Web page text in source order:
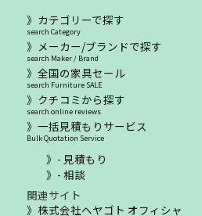
カテゴリーで探す
search Category
メーカー/ブランドで探す
search Maker / Brand
全国の家具セール
search Furniture SALE
クチコミから探す
search online reviews
一括見積もりサービス
Bulk Quotation Service
- 見積もり
- 相談
関連サイト
株式会社ヘヤゴト オフィシャ